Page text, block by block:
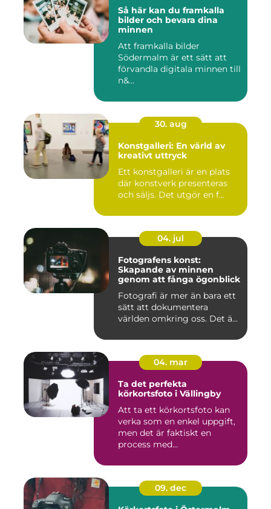
Så här kan du framkalla
bilder och bevara dina
minnen
Att framkalla bilder
Södermalm är ett sätt att
förvandla digitala minnen till
n&...
30. aug
Konstgalleri: En värld av
kreativt uttryck
Ett konstgalleri är en plats
där konstverk presenteras
och säljs. Det utgör en f...
04. jul
Fotografens konst:
Skapande av minnen
genom att fånga ögonblick
Fotografi är mer än bara ett
sätt att dokumentera
världen omkring oss. Det ä...
04. mar
Ta det perfekta
körkortsfoto i Vällingby
Att ta ett körkortsfoto kan
verka som en enkel uppgift,
men det är faktiskt en
process med...
09. dec